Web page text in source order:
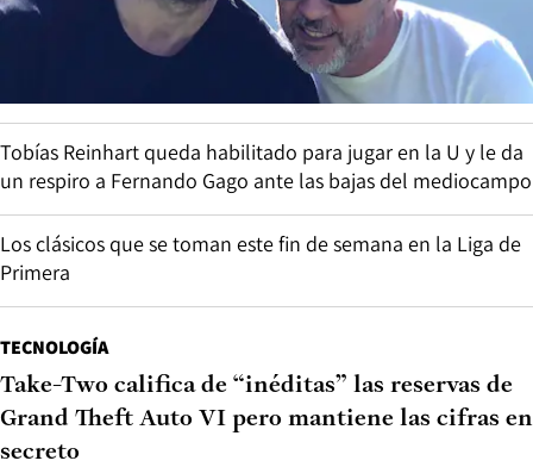
Tobías Reinhart queda habilitado para jugar en la U y le da
un respiro a Fernando Gago ante las bajas del mediocampo
Los clásicos que se toman este fin de semana en la Liga de
Primera
TECNOLOGÍA
Take-Two califica de “inéditas” las reservas de
Grand Theft Auto VI pero mantiene las cifras en
secreto